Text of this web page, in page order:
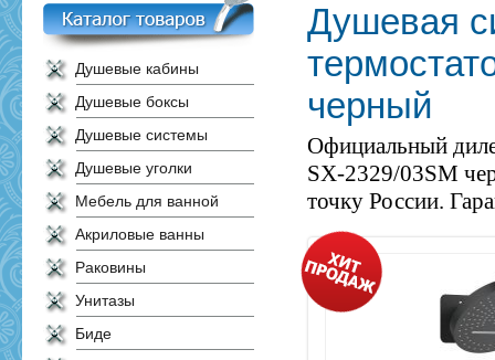
Душевые кабины
Душевые боксы
Душевые системы
Душевые уголки
Мебель для ванной
Акриловые ванны
Раковины
Унитазы
Биде
Душевая
черный
Официальный
SX-2329/03SM
точку России.